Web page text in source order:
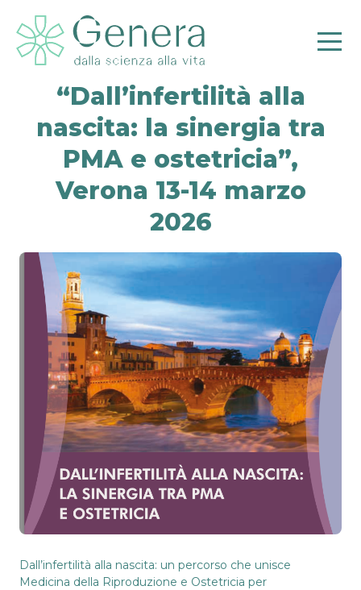
“Dall’infertilità alla
nascita: la sinergia tra
PMA e ostetricia”,
Verona 13-14 marzo
2026
Dall’infertilità alla nascita: un percorso che unisce
Medicina della Riproduzione e Ostetricia per